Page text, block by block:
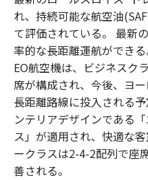
れ、持続可能な航空油
て評価されている。 最新
率的な長距離運航ができ
EO航空機は、ビジネスク
席が構成され、今後、ヨ
長距離路線に投入される
ンテリアデザインである
ス」が適用され、快適な
ークラスは2-4-2配列で座
善される。